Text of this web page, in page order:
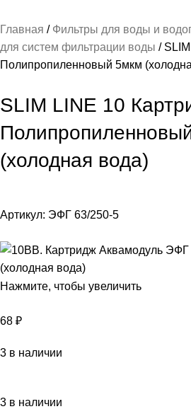
Главная Фильтры для воды и
для систем фильтрации воды
Полипропиленновый 5мкм
SLIM LINE 10
(холодная вода)
Артикул: ЭФГ 63/250-5
Нажмите, чтобы увеличить
68 ₽
3 в наличии
3 в наличии